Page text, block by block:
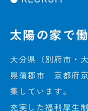
太陽の家で
大分県（別府市・
県蒲郡市 京都府
集しています。
充実した福利厚生